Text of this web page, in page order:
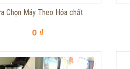
Chọn Máy Theo Hóa chất
0 ₫